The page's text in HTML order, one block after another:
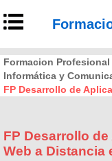
Formacion Profesional
Informática y
FP Desarrollo de
FP Desarrollo
Web a Distancia